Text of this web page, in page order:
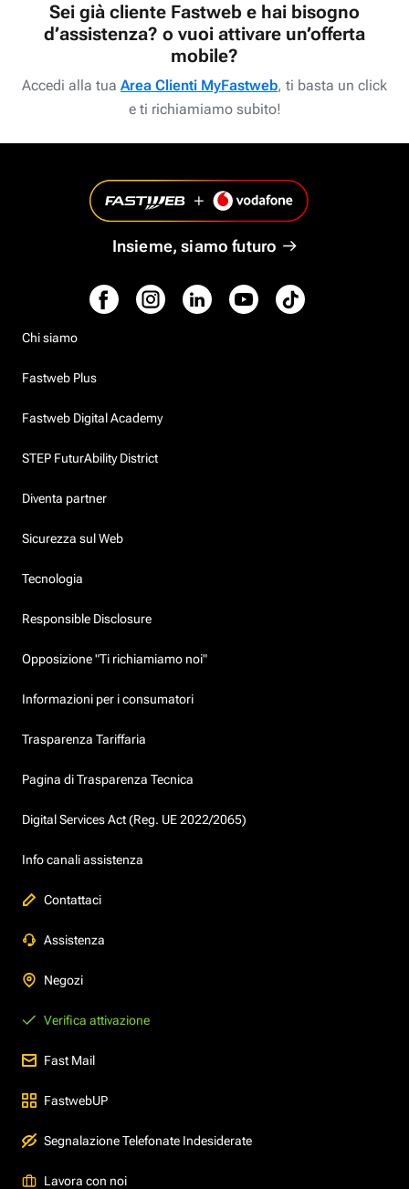
Sei già cliente Fastweb e hai bisogno
d’assistenza? o vuoi attivare un’offerta
mobile?
Accedi alla tua Area Clienti MyFastweb, ti basta un click
e ti richiamiamo subito!
Insieme, siamo futuro
Chi siamo
Fastweb Plus
Fastweb Digital Academy
STEP FuturAbility District
Diventa partner
Sicurezza sul Web
Tecnologia
Responsible Disclosure
Opposizione "Ti richiamiamo noi"
Informazioni per i consumatori
Trasparenza Tariffaria
Pagina di Trasparenza Tecnica
Digital Services Act (Reg. UE 2022/2065)
Info canali assistenza
Contattaci
Assistenza
Negozi
Verifica attivazione
Fast Mail
FastwebUP
Segnalazione Telefonate Indesiderate
Lavora con noi